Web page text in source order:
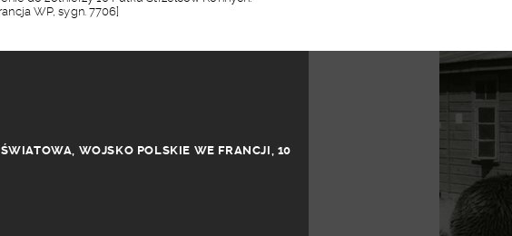
WP, sygn. 7706]
, WOJSKO POLSKIE WE FRANCJI, 10